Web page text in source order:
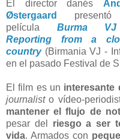
El director danés
Østergaard
película Burma
Reporting from a
country(Birmania VJ -
en el pasado Festival de
El film es un interesante
journalisto vídeo-
mantener el flujo de
pesar del riesgo a ser
vida. Armados con